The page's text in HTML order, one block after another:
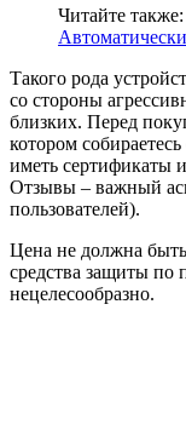
Читайте также:
Такого рода
со стороны
близких. Перед
котором
иметь сертификаты
Отзывы – важный
пользователей).
Цена не должна
средства защиты по
нецелесообразно.